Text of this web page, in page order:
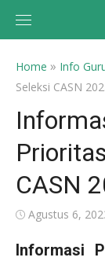
Home » Info
Seleksi CASN
CASN
Posted
Agustus 6,
Informasi